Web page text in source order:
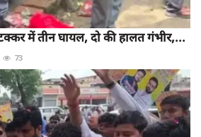
में तीन घायल, दो की हालत गंभीर,...
73